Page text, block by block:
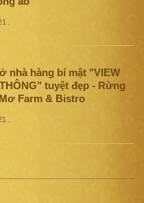
nhà hàng bí mật "VIEW
tuyệt đẹp - Rừng
Farm & Bistro